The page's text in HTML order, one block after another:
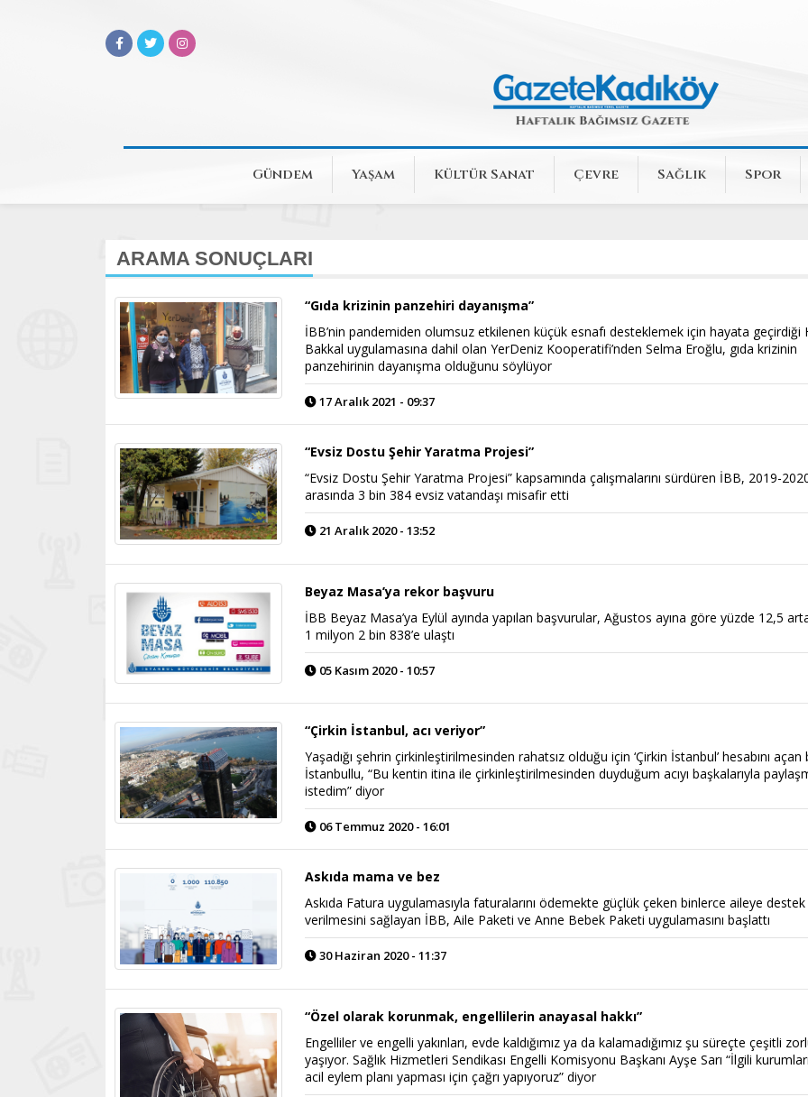
Gündem Yaşam Kültür Sanat Çevre Sağlık Spor
ARAMA SONUÇLARI
“Gıda krizinin panzehiri dayanışma”
İBB’nin pandemiden olumsuz etkilenen küçük esnafı desteklemek için hayata geçirdiği
Bakkal uygulamasına dahil olan YerDeniz Kooperatifi’nden Selma Eroğlu, gıda krizinin
panzehirinin dayanışma olduğunu söylüyor
17 Aralık 2021 - 09:37
“Evsiz Dostu Şehir Yaratma Projesi”
“Evsiz Dostu Şehir Yaratma Projesi” kapsamında çalışmalarını sürdüren İBB, 2019-
arasında 3 bin 384 evsiz vatandaşı misafir etti
21 Aralık 2020 - 13:52
Beyaz Masa’ya rekor başvuru
İBB Beyaz Masa’ya Eylül ayında yapılan başvurular, Ağustos ayına göre yüzde 12,5
1 milyon 2 bin 838’e ulaştı
05 Kasım 2020 - 10:57
“Çirkin İstanbul, acı veriyor”
Yaşadığı şehrin çirkinleştirilmesinden rahatsız olduğu için ‘Çirkin İstanbul’ hesabını açan
İstanbullu, “Bu kentin itina ile çirkinleştirilmesinden duyduğum acıyı başkalarıyla
istedim” diyor
06 Temmuz 2020 - 16:01
Askıda mama ve bez
Askıda Fatura uygulamasıyla faturalarını ödemekte güçlük çeken binlerce aileye destek
verilmesini sağlayan İBB, Aile Paketi ve Anne Bebek Paketi uygulamasını başlattı
30 Haziran 2020 - 11:37
“Özel olarak korunmak, engellilerin anayasal hakkı”
Engelliler ve engelli yakınları, evde kaldığımız ya da kalamadığımız şu süreçte çeşitli
yaşıyor. Sağlık Hizmetleri Sendikası Engelli Komisyonu Başkanı Ayşe Sarı “İlgili
acil eylem planı yapması için çağrı yapıyoruz” diyor
Şarkısı